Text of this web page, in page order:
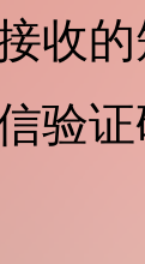
收
验证